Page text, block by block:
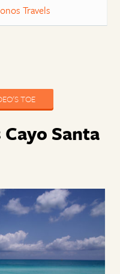
Travels
TOE
Santa